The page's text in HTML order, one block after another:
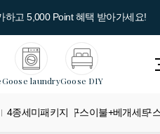
하고 5,000 Point 혜택 받아가세요!
Goose laundryGoose DIY
4종세미패키지 구스이불+베개세트
구